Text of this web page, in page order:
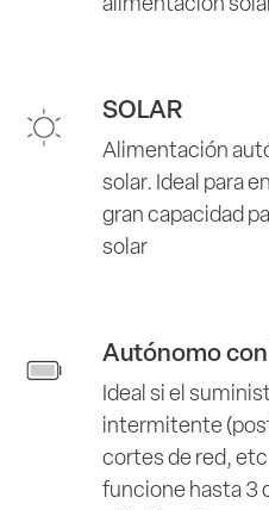
alimentación
SOLAR
Alimentación
solar. Ideal para
gran capacidad
solar
Autónomo
Ideal si el
intermitente
cortes de red,
funcione hasta 3